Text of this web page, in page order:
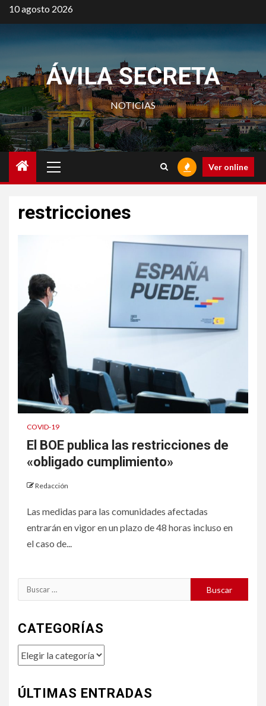
Saltar
al
10 agosto 2026
ÁVILA SECRETA
NOTICIAS
principal
Ver online
restricciones
COVID-19
El BOE publica las restricciones de
«obligado cumplimiento»
Redacción
Las medidas para las comunidades afectadas
entrarán en vigor en un plazo de 48 horas incluso en
el caso de...
Buscar:
CATEGORÍAS
Categorías
ÚLTIMAS ENTRADAS